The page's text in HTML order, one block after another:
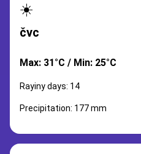
☀️
čvc
Max: 31°C / Min: 25°C
Rayiny days: 14
Precipitation: 177 mm